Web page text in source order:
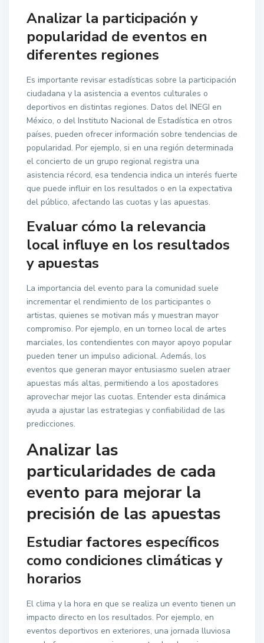
Analizar la participación y
popularidad de eventos en
diferentes regiones
Es importante revisar estadísticas sobre la participación
ciudadana y la asistencia a eventos culturales o
deportivos en distintas regiones. Datos del INEGI en
México, o del Instituto Nacional de Estadística en otros
países, pueden ofrecer información sobre tendencias de
popularidad. Por ejemplo, si en una región determinada
el concierto de un grupo regional registra una
asistencia récord, esa tendencia indica un interés fuerte
que puede influir en los resultados o en la expectativa
del público, afectando las cuotas y las apuestas.
Evaluar cómo la relevancia
local influye en los resultados
y apuestas
La importancia del evento para la comunidad suele
incrementar el rendimiento de los participantes o
artistas, quienes se motivan más y muestran mayor
compromiso. Por ejemplo, en un torneo local de artes
marciales, los contendientes con mayor apoyo popular
pueden tener un impulso adicional. Además, los
eventos que generan mayor entusiasmo suelen atraer
apuestas más altas, permitiendo a los apostadores
aprovechar mejor las cuotas. Entender esta dinámica
ayuda a ajustar las estrategias y confiabilidad de las
predicciones.
Analizar las
particularidades de cada
evento para mejorar la
precisión de las apuestas
Estudiar factores específicos
como condiciones climáticas y
horarios
El clima y la hora en que se realiza un evento tienen un
impacto directo en los resultados. Por ejemplo, en
eventos deportivos en exteriores, una jornada lluviosa